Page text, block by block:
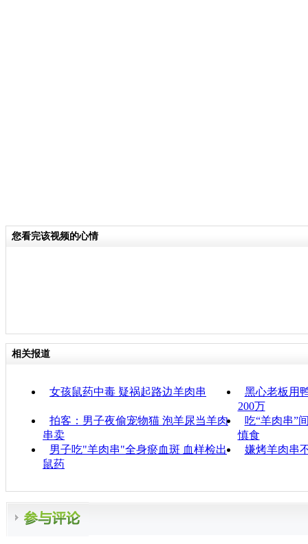
您看完该视频的心情
相关报道
女孩鼠药中毒 疑祸起路边羊肉串
黑心老板用
200万
拍客：男子夜偷宠物猫 泡羊尿当羊肉
串卖
吃“羊肉串”
慎食
男子吃"羊肉串"全身瘀血斑 血样检出
鼠药
嫌烤羊肉串